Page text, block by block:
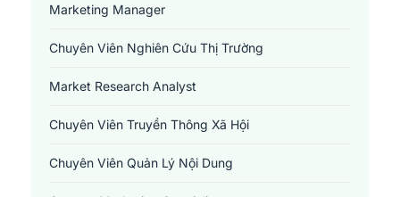
Marketing Manager
Chuyên Viên Nghiên Cứu Thị Trường
Market Research Analyst
Chuyên Viên Truyền Thông Xã Hội
Chuyên Viên Quản Lý Nội Dung